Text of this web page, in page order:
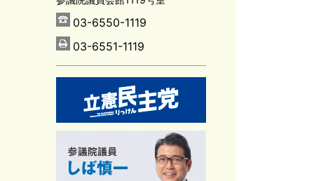
03-6550-1119
03-6551-1119